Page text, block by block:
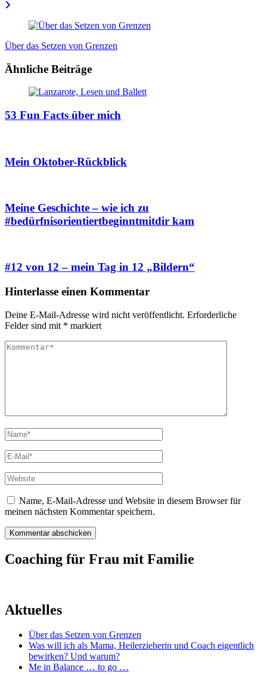
Über das Setzen von Grenzen
Ähnliche Beiträge
53 Fun Facts über mich
Mein Oktober-Rückblick
Meine Geschichte – wie ich zu
#bedürfnisorientiertbeginntmitdir kam
#12 von 12 – mein Tag in 12 „Bildern“
Hinterlasse einen Kommentar
Deine E-Mail-Adresse wird nicht veröffentlicht. Erforderliche
Felder sind mit * markiert
Kommentieren
Vollständiger
Name
E-
Mail
Website
Name, E-Mail-Adresse und Website in diesem Browser für
meinen nächsten Kommentar speichern.
Coaching für Frau mit Familie
Aktuelles
Über das Setzen von Grenzen
Was will ich als Mama, Heilerzieherin und Coach eigentlich
bewirken? Und warum?
Me in Balance … to go …